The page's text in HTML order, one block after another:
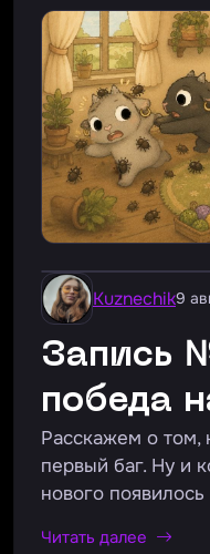
Kuznechik9
Запись №5. Сладкая
победа
Расскажем о
первый баг. Ну и
нового появилось
Читать далее